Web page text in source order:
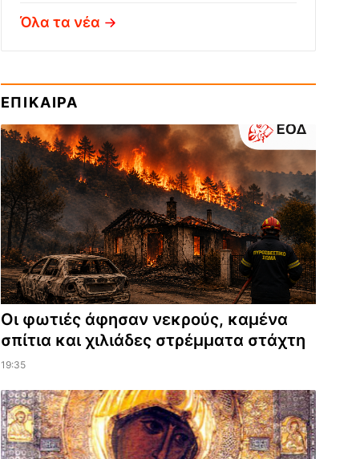
Όλα τα νέα
ΕΠΙΚΑΙΡΑ
Οι φωτιές άφησαν νεκρούς, καμένα
σπίτια και χιλιάδες στρέμματα στάχτη
19:35